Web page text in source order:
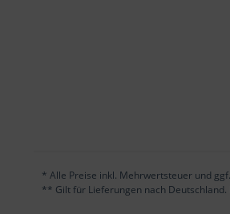
* Alle Preise inkl. Mehrwertsteuer und
** Gilt für Lieferungen nach